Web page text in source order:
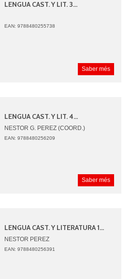
LENGUA CAST. Y LIT. 3...
EAN: 9788480255738
Saber més
LENGUA CAST. Y LIT. 4...
NESTOR G. PEREZ (COORD.)
VERONICA ARENAS
EAN: 9788480256209
Saber més
LENGUA CAST. Y LITERATURA 1...
NESTOR PEREZ
VERONICA ARENAS
EAN: 9788480256391